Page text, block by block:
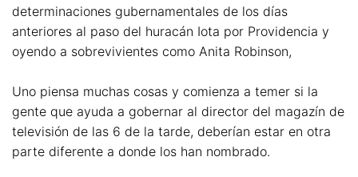
determinaciones gubernamentales de los días
anteriores al paso del huracán Iota por Providencia y
oyendo a sobrevivientes como Anita Robinson,
Uno piensa muchas cosas y comienza a temer si la
gente que ayuda a gobernar al director del magazín de
televisión de las 6 de la tarde, deberían estar en otra
parte diferente a donde los han nombrado.